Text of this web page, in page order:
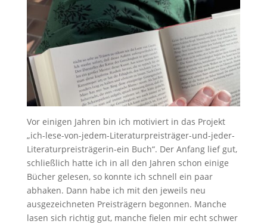
Vor einigen Jahren bin ich motiviert in das Projekt
„ich-lese-von-jedem-Literaturpreisträger-und-jeder-
Literaturpreisträgerin-ein Buch“. Der Anfang lief gut,
schließlich hatte ich in all den Jahren schon einige
Bücher gelesen, so konnte ich schnell ein paar
abhaken. Dann habe ich mit den jeweils neu
ausgezeichneten Preisträgern begonnen. Manche
lasen sich richtig gut, manche fielen mir echt schwer